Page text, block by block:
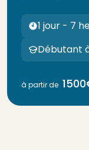
1 jour - 7
Débutant
à partir de